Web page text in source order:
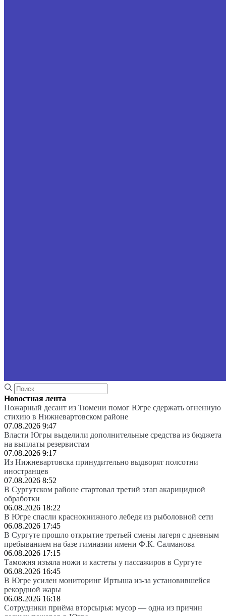
Новостная лента
Пожарный десант из Тюмени помог Югре сдержать огненную
стихию в Нижневартовском районе
07.08.2026 9:47
Власти Югры выделили дополнительные средства из бюджета
на выплаты резервистам
07.08.2026 9:17
Из Нижневартовска принудительно выдворят полсотни
иностранцев
07.08.2026 8:52
В Сургутском районе стартовал третий этап акарицидной
обработки
06.08.2026 18:22
В Югре спасли краснокнижного лебедя из рыболовной сети
06.08.2026 17:45
В Сургуте прошло открытие третьей смены лагеря с дневным
пребыванием на базе гимназии имени Ф.К. Салманова
06.08.2026 17:15
Таможня изъяла ножи и кастеты у пассажиров в Сургуте
06.08.2026 16:45
В Югре усилен мониторинг Иртыша из-за установившейся
рекордной жары
06.08.2026 16:18
Сотрудники приёма вторсырья: мусор — одна из причин